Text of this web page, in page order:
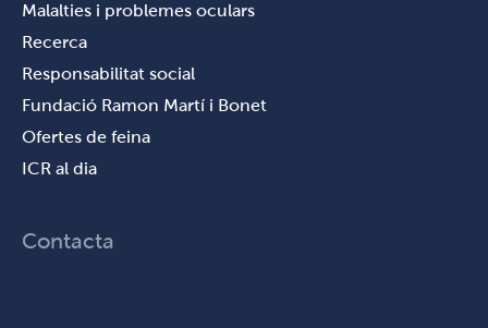
Malalties i problemes oculars
Recerca
Responsabilitat social
Fundació Ramon Martí i Bonet
Ofertes de feina
ICR al dia
Contacta